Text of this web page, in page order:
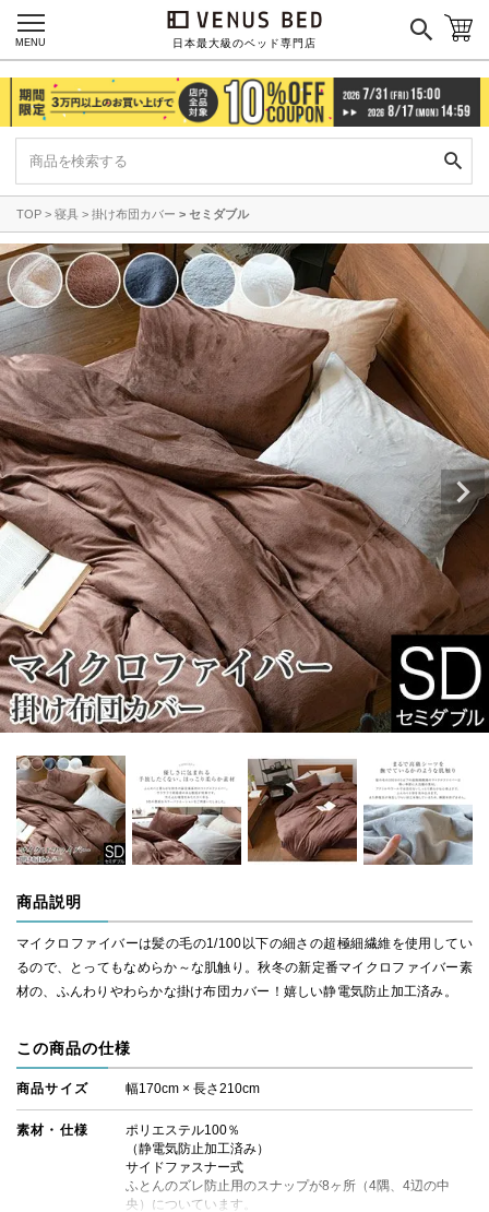
日本最大級のベッド専門店
MENU
TOP 寝具 掛け布団カバー セミダブル
商品説明
マイクロファイバーは髪の毛の1/100以下の細さの超極細繊維を使用してい
るので、とってもなめらか～な肌触り。秋冬の新定番マイクロファイバー素
材の、ふんわりやわらかな掛け布団カバー！嬉しい静電気防止加工済み。
この商品の仕様
商品サイズ 幅170cm × 長さ210cm
素材・仕様
ポリエステル100％
（静電気防止加工済み）
サイドファスナー式
ふとんのズレ防止用のスナップが8ヶ所（4隅、4辺の中
央）についています。